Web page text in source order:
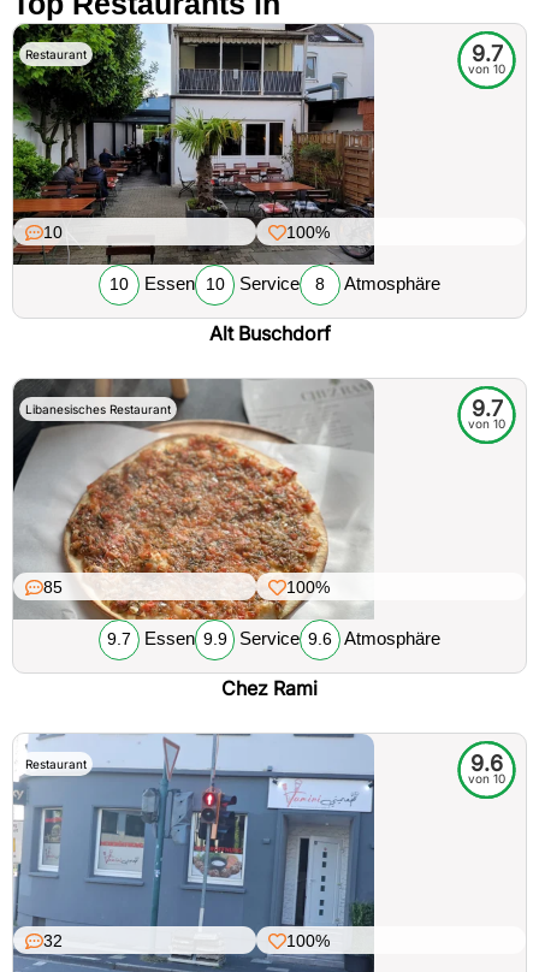
Restaurant 9.7
von 10
10 100%
10 Essen 10 Service 8 Atmosphäre
Alt Buschdorf
Libanesisches Restaurant 9.7
von 10
85 100%
9.7 Essen 9.9 Service 9.6 Atmosphäre
Chez Rami
Restaurant 9.6
von 10
32 100%